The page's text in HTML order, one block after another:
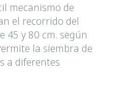
mecanismo de
el recorrido del
45 y 80 cm. según
la siembra de
a diferentes